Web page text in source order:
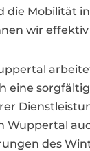
die Mobilität
wir
eine
Wuppertal
des